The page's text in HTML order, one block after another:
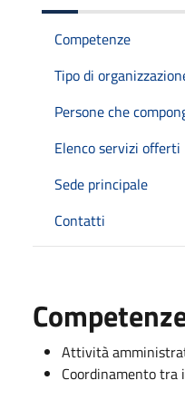
Competenze
Tipo di
Persone che
Elenco servizi offerti
Sede principale
Contatti
Attività
Coordinamento tra